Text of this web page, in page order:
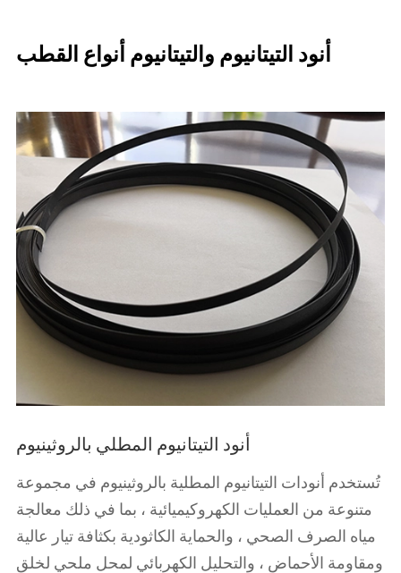
أنود التيتانيوم والتيتانيوم أنواع القطب
أنود التيتانيوم المطلي بالروثينيوم
تُستخدم أنودات التيتانيوم المطلية بالروثينيوم في مجموعة
متنوعة من العمليات الكهروكيميائية ، بما في ذلك معالجة
مياه الصرف الصحي ، والحماية الكاثودية بكثافة تيار عالية
ومقاومة الأحماض ، والتحليل الكهربائي لمحل ملحي لخلق